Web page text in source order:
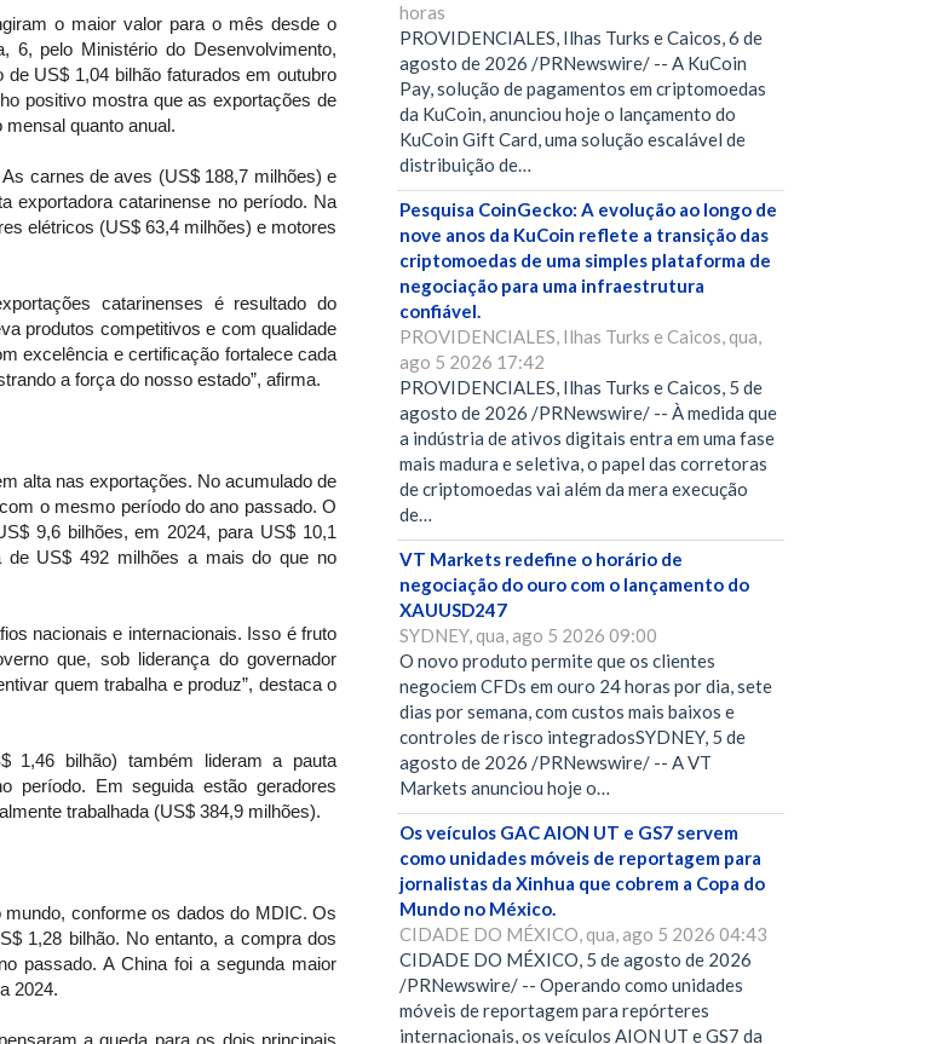
o maior valor para o mês desde o
6, pelo Ministério do Desenvolvimento,
US$ 1,04 bilhão faturados em outubro
positivo mostra que as exportações de
quanto anual.
carnes de aves (US$ 188,7 milhões) e
exportadora catarinense no período. Na
elétricos (US$ 63,4 milhões) e motores
catarinenses é resultado do
produtos competitivos e com qualidade
excelência e certificação fortalece cada
a força do nosso estado”, afirma.
alta nas exportações. No acumulado de
o mesmo período do ano passado. O
9,6 bilhões, em 2024, para US$ 10,1
de US$ 492 milhões a mais do que no
nacionais e internacionais. Isso é fruto
que, sob liderança do governador
quem trabalha e produz”, destaca o
bilhão) também lideram a pauta
período. Em seguida estão geradores
trabalhada (US$ 384,9 milhões).
conforme os dados do MDIC. Os
1,28 bilhão. No entanto, a compra dos
passado. A China foi a segunda maior
2024.
a queda para os dois principais
horas
PROVIDENCIALES, Ilhas Turks e Caicos, 6 de
agosto de 2026 /PRNewswire/ -- A KuCoin
Pay, solução de pagamentos em criptomoedas
da KuCoin, anunciou hoje o lançamento do
KuCoin Gift Card, uma solução escalável de
distribuição de…
Pesquisa CoinGecko: A evolução ao longo de
nove anos da KuCoin reflete a transição das
criptomoedas de uma simples plataforma de
negociação para uma infraestrutura
confiável.
PROVIDENCIALES, Ilhas Turks e Caicos, qua,
ago 5 2026 17:42
PROVIDENCIALES, Ilhas Turks e Caicos, 5 de
agosto de 2026 /PRNewswire/ -- À medida que
a indústria de ativos digitais entra em uma fase
mais madura e seletiva, o papel das corretoras
de criptomoedas vai além da mera execução
de…
VT Markets redefine o horário de
negociação do ouro com o lançamento do
XAUUSD247
SYDNEY, qua, ago 5 2026 09:00
O novo produto permite que os clientes
negociem CFDs em ouro 24 horas por dia, sete
dias por semana, com custos mais baixos e
controles de risco integradosSYDNEY, 5 de
agosto de 2026 /PRNewswire/ -- A VT
Markets anunciou hoje o…
Os veículos GAC AION UT e GS7 servem
como unidades móveis de reportagem para
jornalistas da Xinhua que cobrem a Copa do
Mundo no México.
CIDADE DO MÉXICO, qua, ago 5 2026 04:43
CIDADE DO MÉXICO, 5 de agosto de 2026
/PRNewswire/ -- Operando como unidades
móveis de reportagem para repórteres
internacionais, os veículos AION UT e GS7 da